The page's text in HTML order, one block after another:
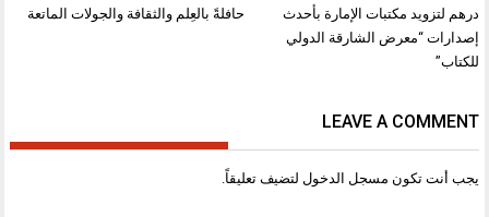
المقالات
حافلةً بالعِلم والثقافة والجولات الماتعة
درهم لتزويد مكتبات الإمارة بأحدث
إصدارات “معرض الشارقة الدولي
للكتاب”
LEAVE A COMMENT
يجب أنت تكون مسجل الدخول لتضيف تعليقاً.